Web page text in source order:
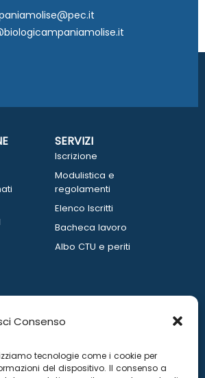
Consenso
tecnologie come i cookie per
del dispositivo. Il consenso a
SERVIZI
Iscrizione
Modulistica e
regolamenti
Elenco Iscritti
Bacheca lavoro
Albo CTU e periti